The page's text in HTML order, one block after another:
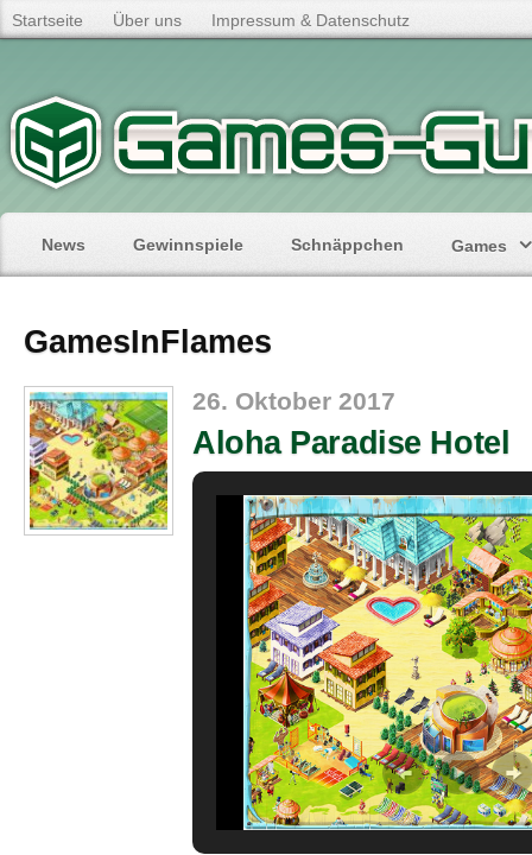
Startseite Über uns Impressum & Datenschutz
News Gewinnspiele Schnäppchen Games
GamesInFlames
26. Oktober 2017
Aloha Paradise Hotel